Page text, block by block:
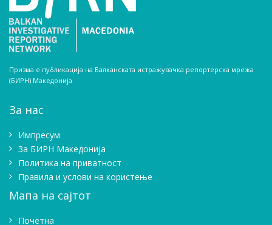
Призма е публикација на Балканската истражувачка репортерска мрежа
(БИРН) Македонија
За нас
Импресум
Зa БИРН Македонија
Политика на приватност
Правила и услови на користење
Мапа на сајтот
Почетна